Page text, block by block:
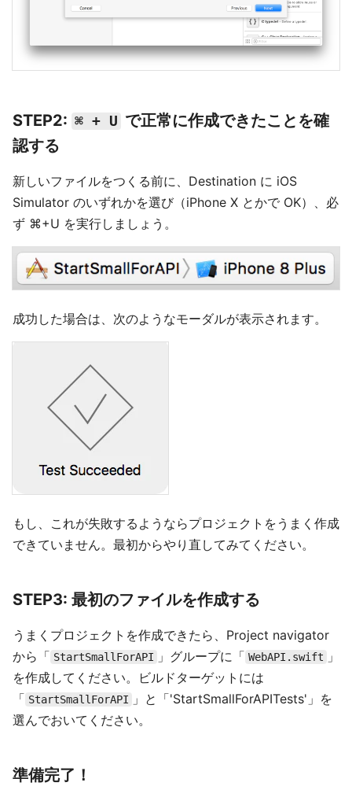
STEP2: ⌘ + U で正常に作成できたことを確
認する
新しいファイルをつくる前に、Destination に iOS
Simulator のいずれかを選び（iPhone X とかで OK）、必
ず ⌘+U を実行しましょう。
成功した場合は、次のようなモーダルが表示されます。
もし、これが失敗するようならプロジェクトをうまく作成
できていません。最初からやり直してみてください。
STEP3: 最初のファイルを作成する
うまくプロジェクトを作成できたら、Project navigator
から「 StartSmallForAPI 」グループに「 WebAPI.swift
」
を作成してください。ビルドターゲットには
「 StartSmallForAPI
」と「'StartSmallForAPITests'」を
選んでおいてください。
準備完了！